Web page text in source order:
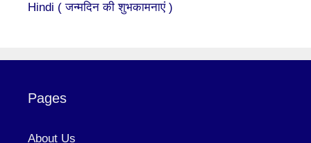
Hindi ( जन्मदिन की शुभकामनाएं )
Pages
About Us